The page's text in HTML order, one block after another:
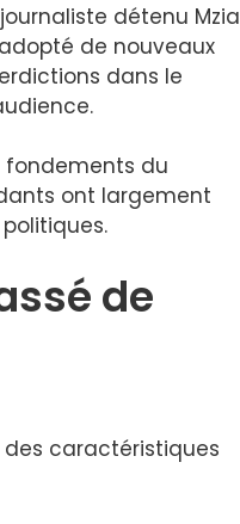
détenu Mzia
de nouveaux
dans le
fondements du
ont largement
de
des caractéristiques